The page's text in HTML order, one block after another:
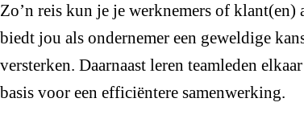
Zo’n reis kun je je werknemers of
biedt jou als ondernemer een geweldige
versterken. Daarnaast leren teamleden
basis voor een efficiëntere samenwerking.